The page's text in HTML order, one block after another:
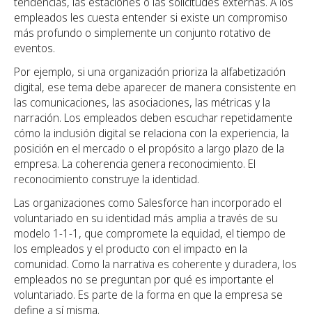
empleados les cuesta entender si existe un compromiso
más profundo o simplemente un conjunto rotativo de
eventos.
Por ejemplo, si una organización prioriza la alfabetización
digital, ese tema debe aparecer de manera consistente en
las comunicaciones, las asociaciones, las métricas y la
narración. Los empleados deben escuchar repetidamente
cómo la inclusión digital se relaciona con la experiencia, la
posición en el mercado o el propósito a largo plazo de la
empresa. La coherencia genera reconocimiento. El
reconocimiento construye la identidad.
Las organizaciones como Salesforce han incorporado el
voluntariado en su identidad más amplia a través de su
modelo 1-1-1, que compromete la equidad, el tiempo de
los empleados y el producto con el impacto en la
comunidad. Como la narrativa es coherente y duradera, los
empleados no se preguntan por qué es importante el
voluntariado. Es parte de la forma en que la empresa se
define a sí misma.